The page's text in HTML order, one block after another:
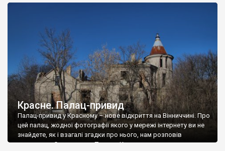
Красне. Палац-привид
Палац-привид у Красному – нове відкриття на Вінниччині. Про
цей палац, жодної фотографії якого у мережі інтернету ви не
знайдете, як і взагалі згадки про нього, нам розповів
мешканець Самгородка. Палац у Красному вразив не лише